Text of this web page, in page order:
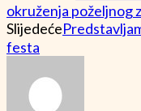
okruženja poželjnog
Slijedeće
festa